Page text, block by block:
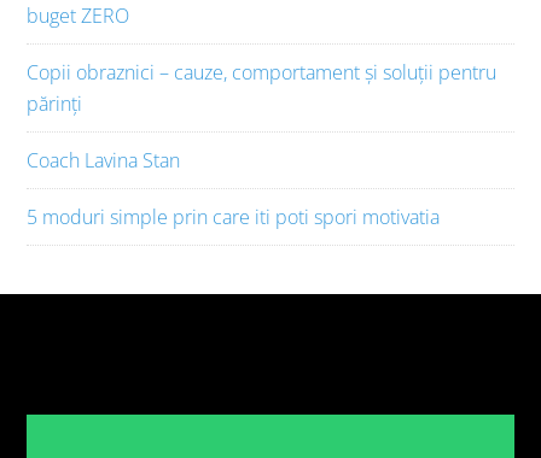
buget ZERO
Copii obraznici – cauze, comportament și soluții pentru
părinți
Coach Lavina Stan
5 moduri simple prin care iti poti spori motivatia